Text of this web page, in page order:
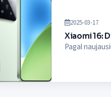
2025-03-17
Xiaomi 16:
Pagal